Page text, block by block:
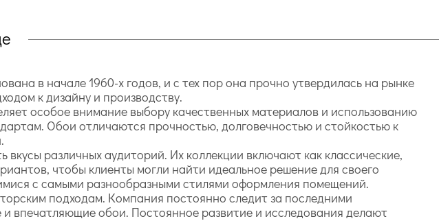
в начале 1960-х годов, и с тех пор она прочно утвердилась на рынке
к дизайну и производству.
особое внимание выбору качественных материалов и использованию
Обои отличаются прочностью, долговечностью и стойкостью к
различных аудиторий. Их коллекции включают как классические,
чтобы клиенты могли найти идеальное решение для своего
с самыми разнообразными стилями оформления помещений.
подходам. Компания постоянно следит за последними
впечатляющие обои. Постоянное развитие и исследования делают